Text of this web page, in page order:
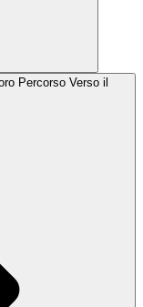
Percorso Verso il